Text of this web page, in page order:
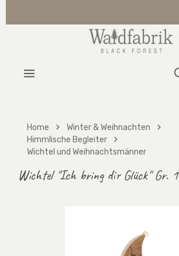
Home
Winter & Weihnachten
Himmlische Begleiter
Wichtel und Weihnachtsmänner
Wichtel "Ich bring dir Glück" Gr. 1